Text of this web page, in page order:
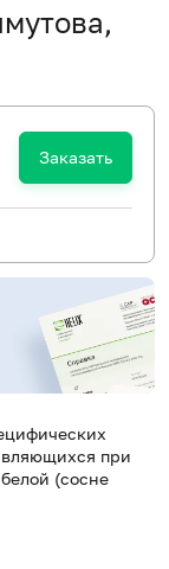
при
(сосне
Заказать